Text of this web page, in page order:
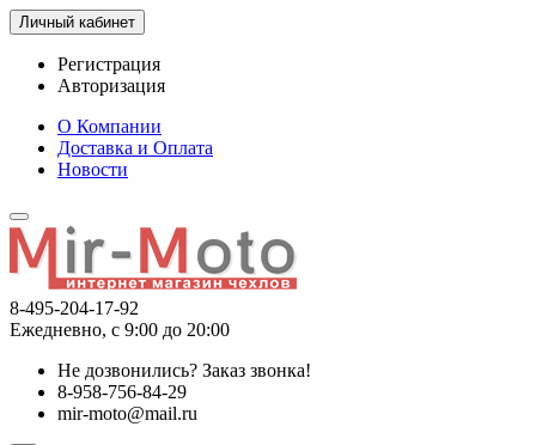
Личный кабинет
Регистрация
Авторизация
О Компании
Доставка и Оплата
Новости
8-495-204-17-92
Ежедневно, с 9:00 до 20:00
Не дозвонились? Заказ звонка!
8-958-756-84-29
mir-moto@mail.ru